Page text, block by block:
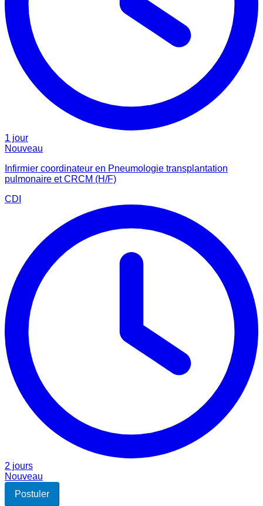
1 jour
Nouveau
Infirmier coordinateur en Pneumologie transplantation
pulmonaire et CRCM (H/F)
CDI
2 jours
Nouveau
Postuler